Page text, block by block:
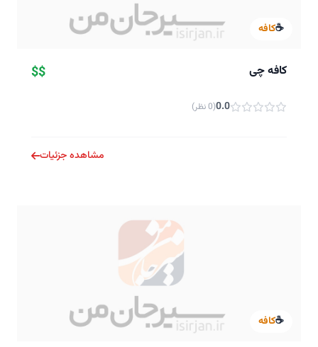
☕کافه
کافه چی $$
0.0(0 نظر)
مشاهده جزئیات
☕کافه